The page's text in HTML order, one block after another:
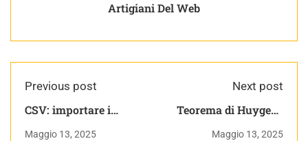
Artigiani Del Web
Previous post
CSV: importare i
Maggio 13, 2025
Next post
Teorema di Huygens
Maggio 13, 2025